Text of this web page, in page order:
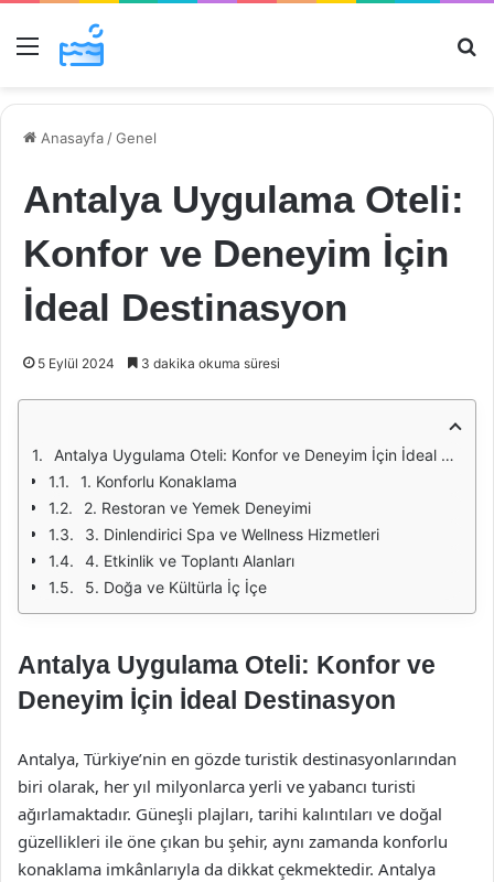
Menü
Anasayfa /Genel
Antalya Uygulama Oteli:
Konfor ve Deneyim İçin
İdeal Destinasyon
5 Eylül 2024 3 dakika okuma süresi
Antalya Uygulama Oteli: Konfor ve Deneyim İçin İdeal Destinasyon
1. Konforlu Konaklama
2. Restoran ve Yemek Deneyimi
3. Dinlendirici Spa ve Wellness Hizmetleri
4. Etkinlik ve Toplantı Alanları
5. Doğa ve Kültürla İç İçe
Antalya Uygulama Oteli: Konfor ve
Deneyim İçin İdeal Destinasyon
Antalya, Türkiye’nin en gözde turistik destinasyonlarından
biri olarak, her yıl milyonlarca yerli ve yabancı turisti
ağırlamaktadır. Güneşli plajları, tarihi kalıntıları ve doğal
güzellikleri ile öne çıkan bu şehir, aynı zamanda konforlu
konaklama imkânlarıyla da dikkat çekmektedir. Antalya